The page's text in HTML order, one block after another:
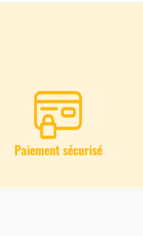
Paiement sécurisé